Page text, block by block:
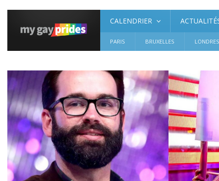
CALENDRIER
PARIS BRUXELLES LONDRES